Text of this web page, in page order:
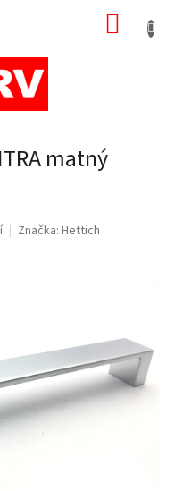
matný
Značka: Hettich